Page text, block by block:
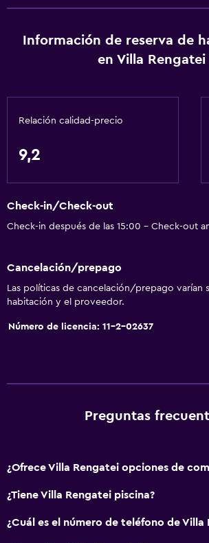
Información de reserva de
en Villa Rengatei
Relación calidad-precio
9,2
Check-in/Check-out
Check-in después de las 15:00 - Check-out
Cancelación/prepago
Las políticas de cancelación/prepago varían
habitación y el proveedor.
Número de licencia: 11-2-02637
Preguntas
¿Ofrece Villa Rengatei opciones de
¿Tiene Villa Rengatei piscina?
¿Cuál es el número de teléfono de Villa